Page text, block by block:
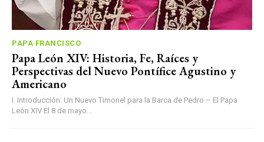
PAPA FRANCISCO
Papa León XIV: Historia, Fe, Raíces y
Perspectivas del Nuevo Pontífice Agustino y
Americano
I. Introducción: Un Nuevo Timonel para la Barca de Pedro – El Papa
León XIV El 8 de mayo...